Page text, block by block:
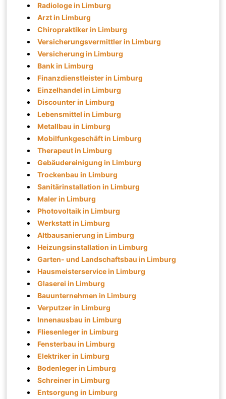
Radiologe in Limburg
Arzt in Limburg
Chiropraktiker in Limburg
Versicherungsvermittler in Limburg
Versicherung in Limburg
Bank in Limburg
Finanzdienstleister in Limburg
Einzelhandel in Limburg
Discounter in Limburg
Lebensmittel in Limburg
Metallbau in Limburg
Mobilfunkgeschäft in Limburg
Therapeut in Limburg
Gebäudereinigung in Limburg
Trockenbau in Limburg
Sanitärinstallation in Limburg
Maler in Limburg
Photovoltaik in Limburg
Werkstatt in Limburg
Altbausanierung in Limburg
Heizungsinstallation in Limburg
Garten- und Landschaftsbau in Limburg
Hausmeisterservice in Limburg
Glaserei in Limburg
Bauunternehmen in Limburg
Verputzer in Limburg
Innenausbau in Limburg
Fliesenleger in Limburg
Fensterbau in Limburg
Elektriker in Limburg
Bodenleger in Limburg
Schreiner in Limburg
Entsorgung in Limburg